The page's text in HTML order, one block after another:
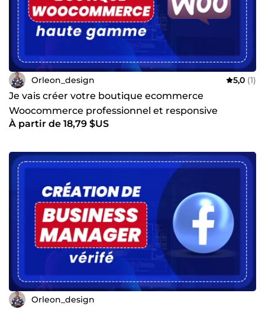
Orleon_design 5,0 (1)
Je vais créer votre boutique ecommerce
Woocommerce professionnel et responsive
designe
À partir de 18,79 $US
Orleon_design